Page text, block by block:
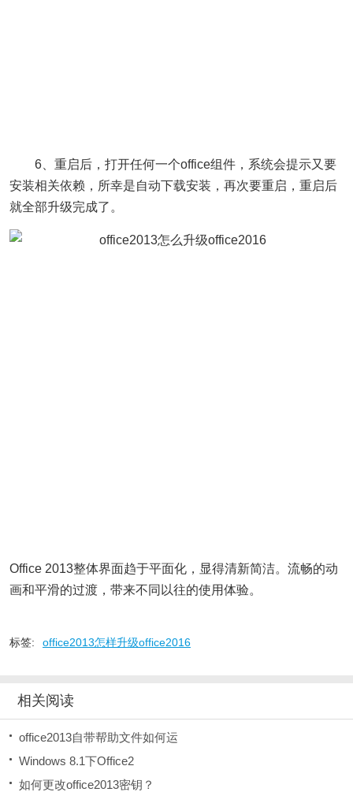
6、重启后，打开任何一个office组件，系统会提示又要
安装相关依赖，所幸是自动下载安装，再次要重启，重启后
就全部升级完成了。
Office 2013整体界面趋于平面化，显得清新简洁。流畅的动
画和平滑的过渡，带来不同以往的使用体验。
标签: office2013怎样升级office2016
相关阅读
office2013自带帮助文件如何运
Windows 8.1下Office2
如何更改office2013密钥？